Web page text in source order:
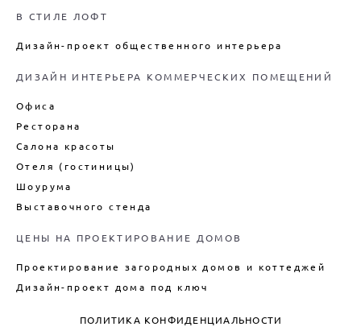
В СТИЛЕ ЛОФТ
Дизайн-проект общественного интерьера
ДИЗАЙН ИНТЕРЬЕРА КОММЕРЧЕСКИХ ПОМЕЩЕНИЙ
Офиса
Ресторана
Салона красоты
Отеля (гостиницы)
Шоурума
Выставочного стенда
ЦЕНЫ НА ПРОЕКТИРОВАНИЕ ДОМОВ
Проектирование загородных домов и коттеджей
Дизайн-проект дома под ключ
ПОЛИТИКА КОНФИДЕНЦИАЛЬНОСТИ